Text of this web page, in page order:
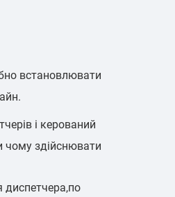
водіїв
встановлювати
і керований
чому здійснювати
диспетчера,по